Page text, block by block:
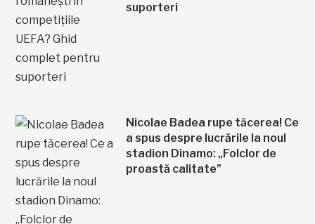
suporteri
Nicolae Badea rupe tăcerea! Ce
a spus despre lucrările la noul
stadion Dinamo: „Folclor de
proastă calitate”